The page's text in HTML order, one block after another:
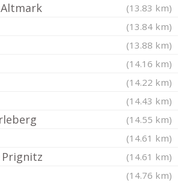
(13.83 km)
(13.84 km)
(13.88 km)
(14.16 km)
(14.22 km)
(14.43 km)
(14.55 km)
(14.61 km)
(14.61 km)
(14.76 km)